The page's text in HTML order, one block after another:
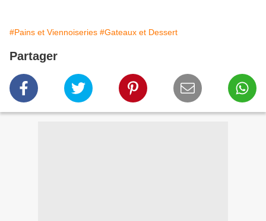
#Pains et Viennoiseries #Gateaux et Dessert
Partager